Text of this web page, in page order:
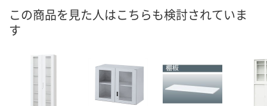
9月9日（水）まで
カゴへ カゴへ カ
この商品を見た人はこちらも検討されていま
す